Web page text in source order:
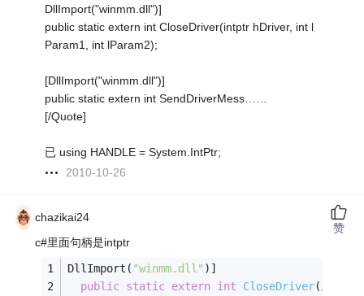
DllImport("winmm.dll")]
public static extern int CloseDriver(intptr hDriver, int l
Param1, int lParam2);
[DllImport("winmm.dll")]
public static extern int SendDriverMess……
[/Quote]
已 using HANDLE = System.IntPtr;
2010-10-26
chazikai24
c#里面句柄是intptr
DllImport( "winmm.dll" )]
public static extern int CloseDriver(intptr
赞